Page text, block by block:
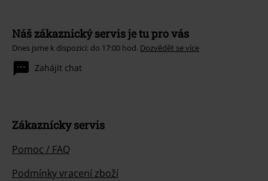
Náš zákaznický servis je tu pro vás
Dnes jsme k dispozici: do 17:00 hod. Dozvědět se více
Zahájit chat
Zákaznícky servis
Pomoc / FAQ
Podmínky vracení zboží